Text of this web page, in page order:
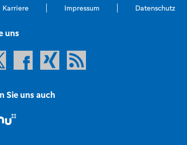
Karriere Impressum Datenschutz
uns
Sie uns auch